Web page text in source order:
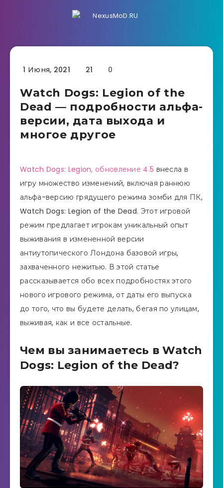
1 Июня, 2021 21 0
Watch Dogs: Legion of the
Dead — подробности альфа-
версии, дата выхода и
многое другое
Watch Dogs: Legion, обновление 4.5 внесла в
игру множество изменений, включая раннюю
альфа-версию грядущего режима зомби для ПК,
Watch Dogs: Legion of the Dead. Этот игровой
режим предлагает игрокам уникальный опыт
выживания в измененной версии
антиутопического Лондона базовой игры,
захваченного нежитью. В этой статье
рассказывается обо всех подробностях этого
нового игрового режима, от даты его выпуска
до того, что вы будете делать, бегая по улицам,
выживая, как и все остальные.
Чем вы занимаетесь в Watch
Dogs: Legion of the Dead?